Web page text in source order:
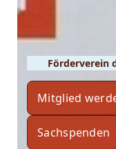
Förderverein
Mitglied
Sachspenden